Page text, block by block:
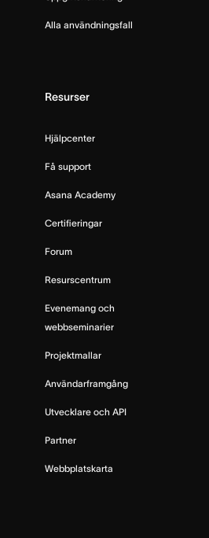
Alla användningsfall
Resurser
Hjälpcenter
Få support
Asana Academy
Certifieringar
Forum
Resurscentrum
Evenemang och
webbseminarier
Projektmallar
Användarframgång
Utvecklare och API
Partner
Webbplatskarta